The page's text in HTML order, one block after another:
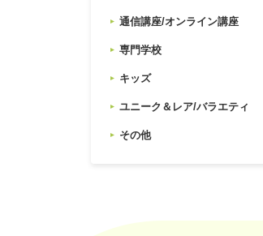
通信講座/オンライン講座
専門学校
キッズ
ユニーク＆レア/バラエティ
その他